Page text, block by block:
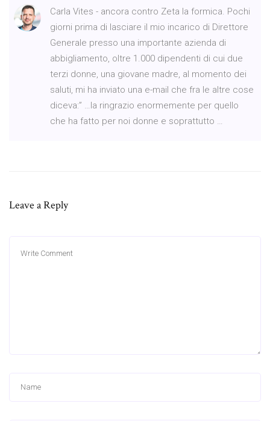
Carla Vites - ancora contro Zeta la formica. Pochi
giorni prima di lasciare il mio incarico di Direttore
Generale presso una importante azienda di
abbigliamento, oltre 1.000 dipendenti di cui due
terzi donne, una giovane madre, al momento dei
saluti, mi ha inviato una e-mail che fra le altre cose
diceva:” …la ringrazio enormemente per quello
che ha fatto per noi donne e soprattutto …
Leave a Reply